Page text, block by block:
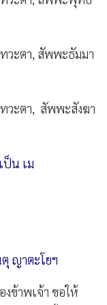
ะตา, สัพพะธัมมา
วะตา, สัพพะสังฆา
ป็น เม
ญาตะโยฯ
ข้าพเจ้า ขอให้